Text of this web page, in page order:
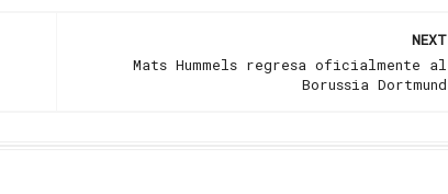
NEXT
Mats Hummels regresa oficialmente al
Borussia Dortmund